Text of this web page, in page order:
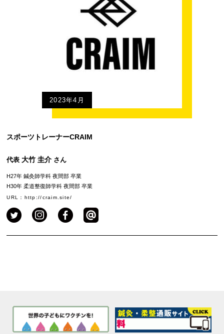
2023年4月
スポーツトレーナーCRAIM
代表大竹 圭介 さん
H27年 鍼灸師学科 夜間部 卒業
H30年 柔道整復師学科 夜間部 卒業
URL：http://craim.site/